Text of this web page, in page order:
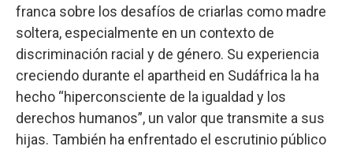
franca sobre los desafíos de criarlas como madre
soltera, especialmente en un contexto de
discriminación racial y de género. Su experiencia
creciendo durante el apartheid en Sudáfrica la ha
hecho “hiperconsciente de la igualdad y los
derechos humanos”, un valor que transmite a sus
hijas. También ha enfrentado el escrutinio público